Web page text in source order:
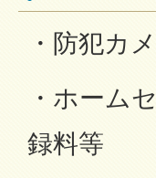
・防犯カ
・ホーム
録料等